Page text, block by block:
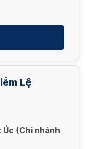
Lệ
Úc (Chi nhánh